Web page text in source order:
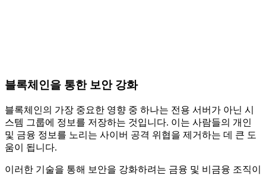
블록체인을 통한 보안 강화
블록체인의 가장 중요한 영향 중 하나는 전용 서버가 아닌 시
스템 그룹에 정보를 저장하는 것입니다. 이는 사람들의 개인
및 금융 정보를 노리는 사이버 공격 위협을 제거하는 데 큰 도
움이 됩니다.
이러한 기술을 통해 보안을 강화하려는 금융 및 비금융 조직이